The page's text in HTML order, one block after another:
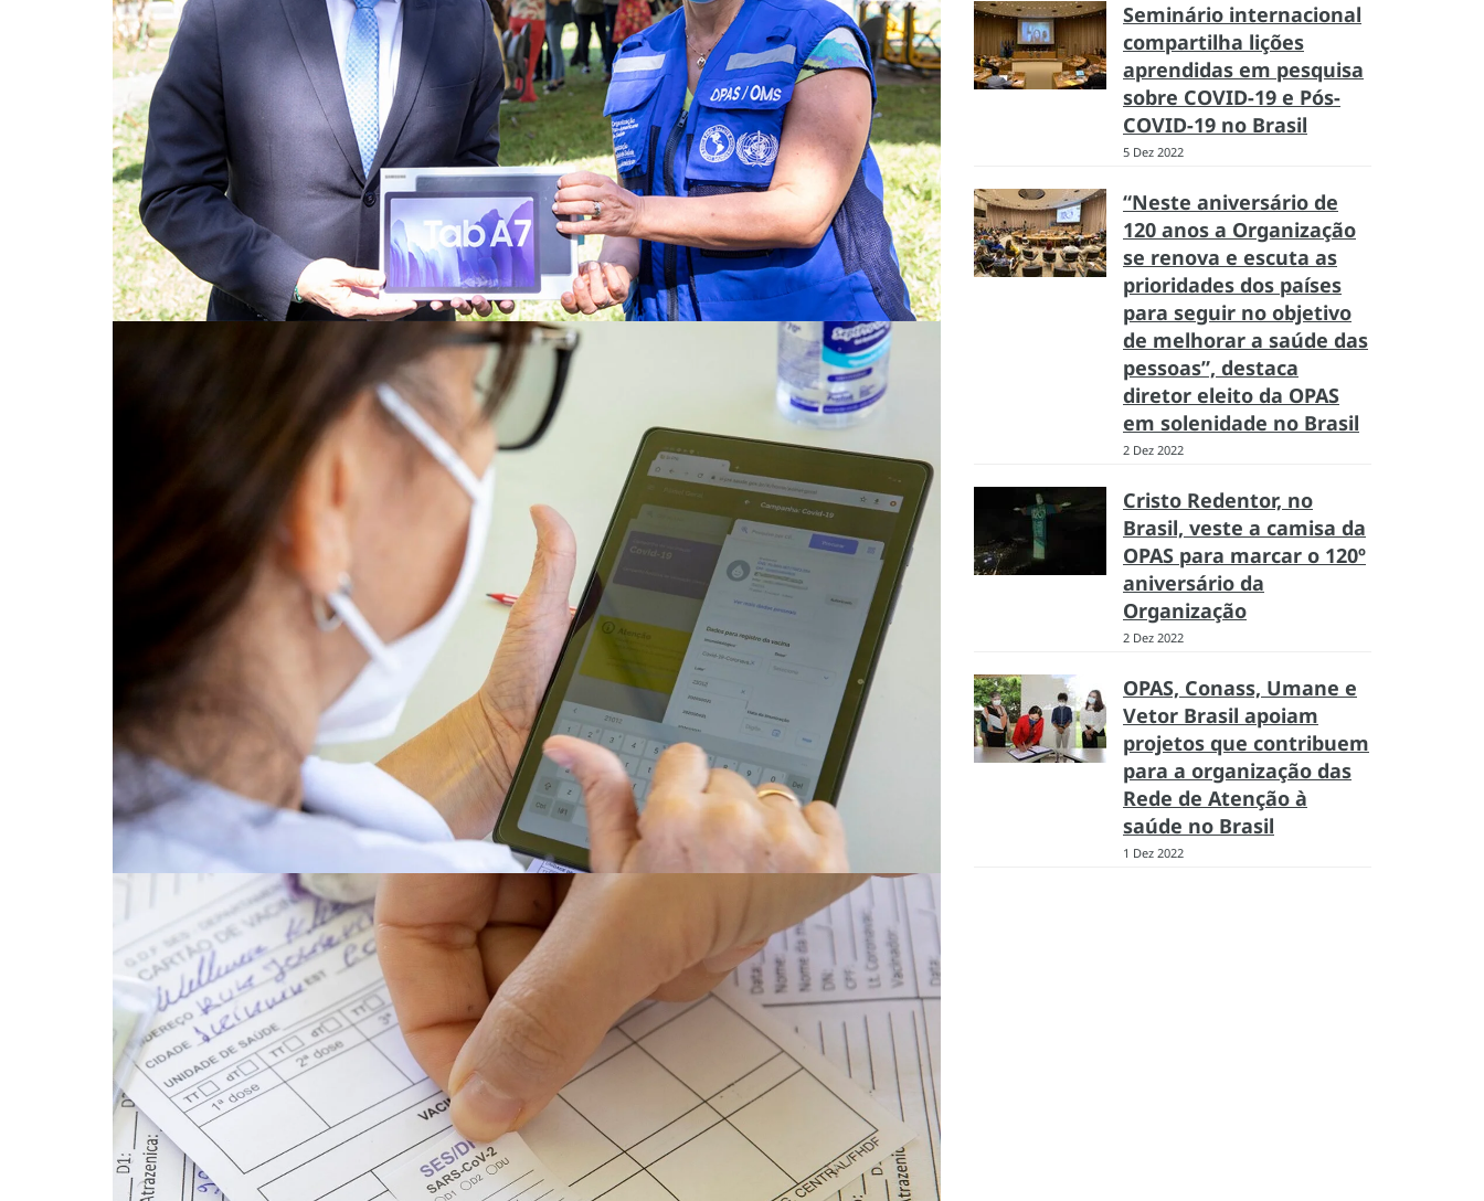
Seminário internacional
compartilha lições
aprendidas em pesquisa
sobre COVID-19 e Pós-
COVID-19 no Brasil
5 Dez 2022
“Neste aniversário de
120 anos a Organização
se renova e escuta as
prioridades dos países
para seguir no objetivo
de melhorar a saúde das
pessoas”, destaca
diretor eleito da OPAS
em solenidade no Brasil
2 Dez 2022
Cristo Redentor, no
Brasil, veste a camisa da
OPAS para marcar o 120º
aniversário da
Organização
2 Dez 2022
OPAS, Conass, Umane e
Vetor Brasil apoiam
projetos que contribuem
para a organização das
Rede de Atenção à
saúde no Brasil
1 Dez 2022